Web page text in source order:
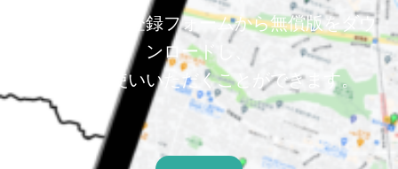
以下のユーザ登録フォームから無償版をダウ
ンロードし、
すぐにお使いいただくことができます。